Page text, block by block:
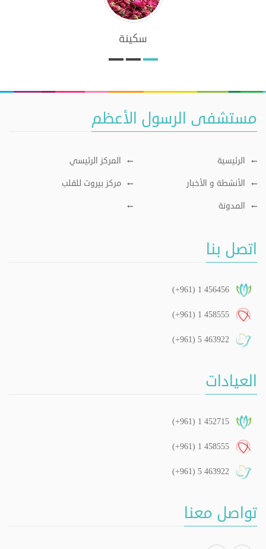
سكينة
مستشفى الرسول الأعظم
الرئيسية
المركز الرئيسي
الأنشطة و الأخبار
مركز بيروت للقلب
المدونة
اتصل بنا
(+961) 1 456456
(+961) 1 458555
(+961) 5 463922
العيادات
(+961) 1 452715
(+961) 1 458555
(+961) 5 463922
تواصل معنا